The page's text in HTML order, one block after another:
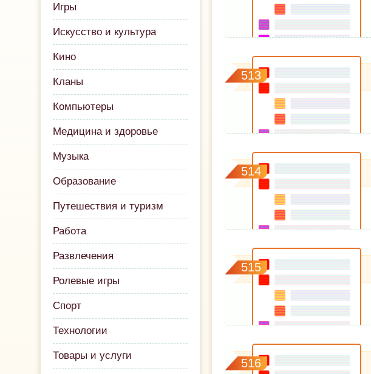
Игры
Искусство и культура
Кино
Кланы
Компьютеры
Медицина и здоровье
Музыка
Образование
Путешествия и туризм
Работа
Развлечения
Ролевые игры
Спорт
Технологии
Товары и услуги
513
514
515
516